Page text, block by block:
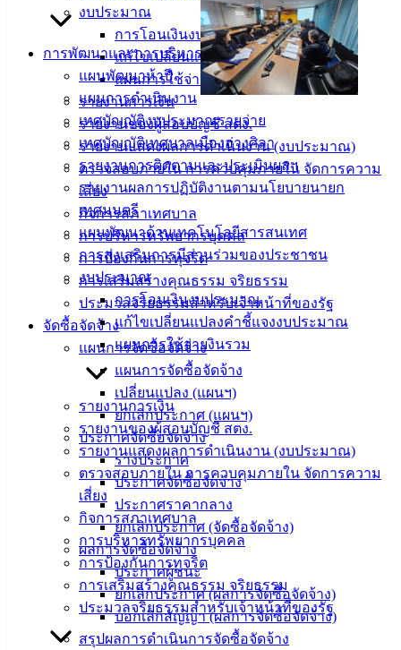
งบประมาณ
การโอนเงินงบประมาณ
แก้ไขเปลี่ยนแปลงคำชี้แจงงบประมาณ
แผนการใช้จ่ายงินรวม
รายงานการเงิน
รายงานของผู้สอบบัญชี สตง.
รายงานแสดงผลการดำเนินงาน (งบประมาณ)
ตรวจสอบภายใน การควบคุมภายใน จัดการความ
เสี่ยง
กิจการสภาเทศบาล
การบริหารทรัพยากรบุคคล
การป้องกันการทุจริต
การเสริมสร้างคุณธรรม จริยธรรม
ประมวลจริยธรรมสำหรับเจ้าหน้าที่ของรัฐ
จัดซื้อจัดจ้าง
แผนการจัดซื้อจัดจ้าง
แผนการจัดซื้อจัดจ้าง
เปลี่ยนแปลง (แผนฯ)
ยกเลิกประกาศ (แผนฯ)
ประกาศจัดซื้อจัดจ้าง
ร่างประกาศ
ประกาศจัดซื้อจัดจ้าง
ประกาศราคากลาง
ยกเลิกประกาศ (จัดซื้อจัดจ้าง)
ผลการจัดซื้อจัดจ้าง
ประกาศผู้ชนะ
ยกเลิกประกาศ (ผลการจัดซื้อจัดจ้าง)
บอกเลิกสัญญา (ผลการจัดซื้อจัดจ้าง)
สรุปผลการดำเนินการจัดซื้อจัดจ้าง
การพัฒนาและการบริหาร
แผนพัฒนาห้าปี
แผนการดำเนินงาน
เทศบัญญัติงบประมาณรายจ่าย
เทศบัญญัติเทศบาลเมืองอ่างศิลา
รายงานการติดตามและประเมินผลฯ
รายงานผลการปฏิบัติงานตามนโยบายนายก
เทศมนตรี
แผนพัฒนาด้านเทคโนโลยีสารสนเทศ
การส่งเสริมการมีส่วนร่วมของประชาชน
งบประมาณ
การโอนเงินงบประมาณ
แก้ไขเปลี่ยนแปลงคำชี้แจงงบประมาณ
แผนการใช้จ่ายงินรวม
รายงานการเงิน
รายงานของผู้สอบบัญชี สตง.
รายงานแสดงผลการดำเนินงาน (งบประมาณ)
ตรวจสอบภายใน การควบคุมภายใน จัดการความ
เสี่ยง
กิจการสภาเทศบาล
การบริหารทรัพยากรบุคคล
การป้องกันการทุจริต
การเสริมสร้างคุณธรรม จริยธรรม
ประมวลจริยธรรมสำหรับเจ้าหน้าที่ของรัฐ
เทศบาล
เมืองอ่าง
สำนักงาน
เทศบาลเมือง
อ่างศิลา 90/338
ม.3 ต.เสม็ด
อ.เมือง จ.ชลบุรี
038-
142-100-104
ประชาชน
ดาวน์โหลด
แบบ
ฟอร์ม,
เอกสาร